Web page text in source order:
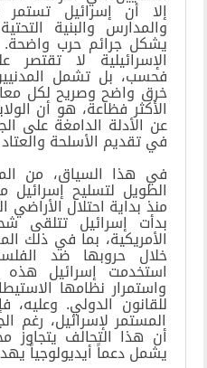
إلا أن إسرائيل
والمدارس والبنية
يشكل جرائم حرب واضحة.
الإسرائيلية لا
فحسب، بل تشمل
خرق واضح وصريح لكل
الأكثر فظاعة، هو أن
عن الأدلة الدامغة على
في تقديم الأسلحة
في هذا السياق، من
الطويل لتسليح إسرائيل
بدأت إسرائيل تتلقى
الأمريكية، بما في ذلك
خلال حروبها ضد
استخدمت إسرائيل هذه
واستمرار نظامها
للقانون الدولي. وعليه،
المستمر لإسرائيل، رغم
أن هذا التحالف يتجاوز
يشمل دعماً أيديولوجياً